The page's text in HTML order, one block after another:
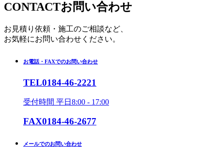
CONTACTお問い合わせ
お見積り依頼・施工のご相談など、
お気軽にお問い合わせください。
お電話・FAXでのお問い合わせ
TEL0184-46-2221
受付時間 平日8:00 - 17:00
FAX0184-46-2677
メールでのお問い合わせ